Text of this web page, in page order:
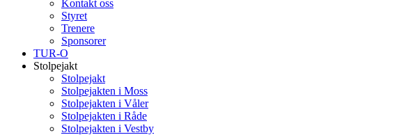
Kontakt oss
Styret
Trenere
Sponsorer
TUR-O
Stolpejakt
Stolpejakt
Stolpejakten i Moss
Stolpejakten i Våler
Stolpejakten i Råde
Stolpejakten i Vestby